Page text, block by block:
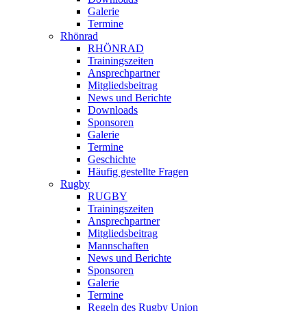
Galerie
Termine
Rhönrad
RHÖNRAD
Trainingszeiten
Ansprechpartner
Mitgliedsbeitrag
News und Berichte
Downloads
Sponsoren
Galerie
Termine
Geschichte
Häufig gestellte Fragen
Rugby
RUGBY
Trainingszeiten
Ansprechpartner
Mitgliedsbeitrag
Mannschaften
News und Berichte
Sponsoren
Galerie
Termine
Regeln des Rugby Union